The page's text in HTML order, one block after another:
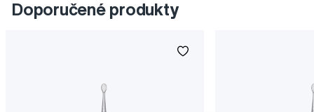
Doporučené produkty